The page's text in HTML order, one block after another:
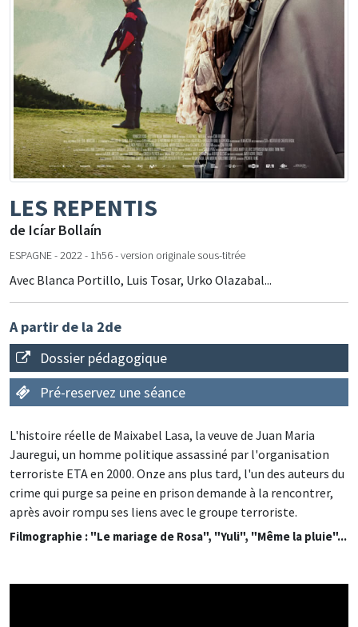
LES REPENTIS
de Icíar Bollaín
ESPAGNE - 2022 - 1h56 - version originale sous-titrée
Avec Blanca Portillo, Luis Tosar, Urko Olazabal...
A partir de la 2de
Dossier pédagogique
Pré-reservez une séance
L'histoire réelle de Maixabel Lasa, la veuve de Juan Maria
Jauregui, un homme politique assassiné par l'organisation
terroriste ETA en 2000. Onze ans plus tard, l'un des auteurs du
crime qui purge sa peine en prison demande à la rencontrer,
après avoir rompu ses liens avec le groupe terroriste.
Filmographie : "Le mariage de Rosa", "Yuli", "Même la pluie"...